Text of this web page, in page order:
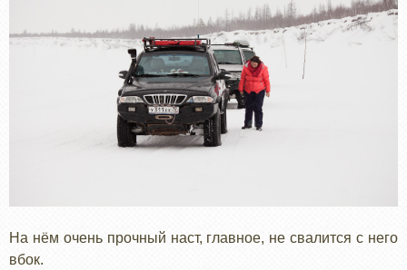
На нём очень прочный наст, главное, не свалится с него
вбок.